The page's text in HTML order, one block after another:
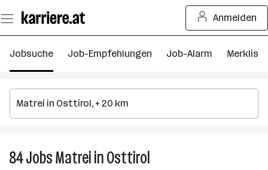
Seiteninhalt
springen
Anmelden
Jobsuche Job-Empfehlungen Job-Alarm Merkliste
84JobsMatrei in Osttirol